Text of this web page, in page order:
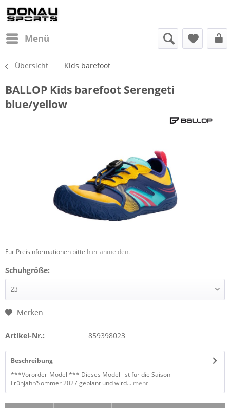
Menü
Übersicht Kids barefoot
BALLOP Kids barefoot Serengeti
blue/yellow
Für Preisinformationen bitte hier anmelden.
Schuhgröße:
Merken
Artikel-Nr.: 859398023
Beschreibung
***Vororder-Modell*** Dieses Modell ist für die Saison
Frühjahr/Sommer 2027 geplant und wird... mehr